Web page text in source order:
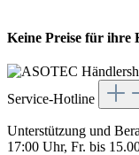
Keine Preise für ihre
Service-Hotline
Unterstützung und
17:00 Uhr, Fr. bis